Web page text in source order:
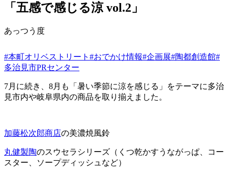
「五感で感じる涼 vol.2」
あっつう度
#本町オリベストリート #おでかけ情報#企画展#陶都創造館#
多治見市PRセンター
7月に続き、8月も「暑い季節に涼を感じる」をテーマに多治
見市内や岐阜県内の商品を取り揃えました。
加藤松次郎商店の美濃焼風鈴
丸健製陶のスウセラシリーズ（くつ乾かすうながっぱ、コー
スター、ソープディッシュなど）